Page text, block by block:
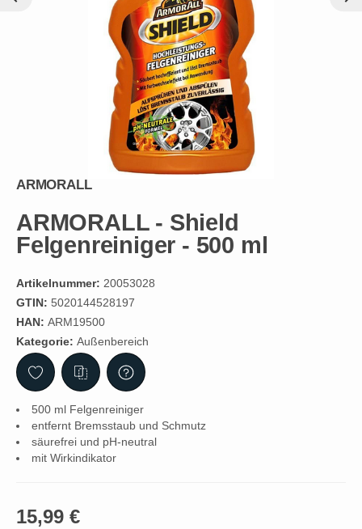
ARMORALL
ARMORALL - Shield
Felgenreiniger - 500 ml
Artikelnummer: 20053028
GTIN: 5020144528197
HAN: ARM19500
Kategorie: Außenbereich
500 ml Felgenreiniger
entfernt Bremsstaub und Schmutz
säurefrei und pH-neutral
mit Wirkindikator
15,99 €